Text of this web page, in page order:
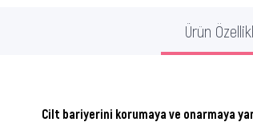
Ürün
Cilt bariyerini korumaya ve onarmaya